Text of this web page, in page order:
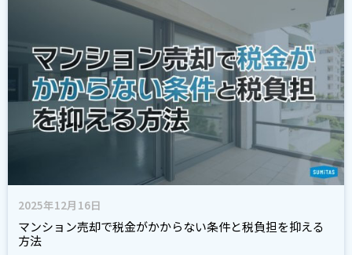
2025年12月16日
マンション売却で税金がかからない条件と税負担を抑える
方法